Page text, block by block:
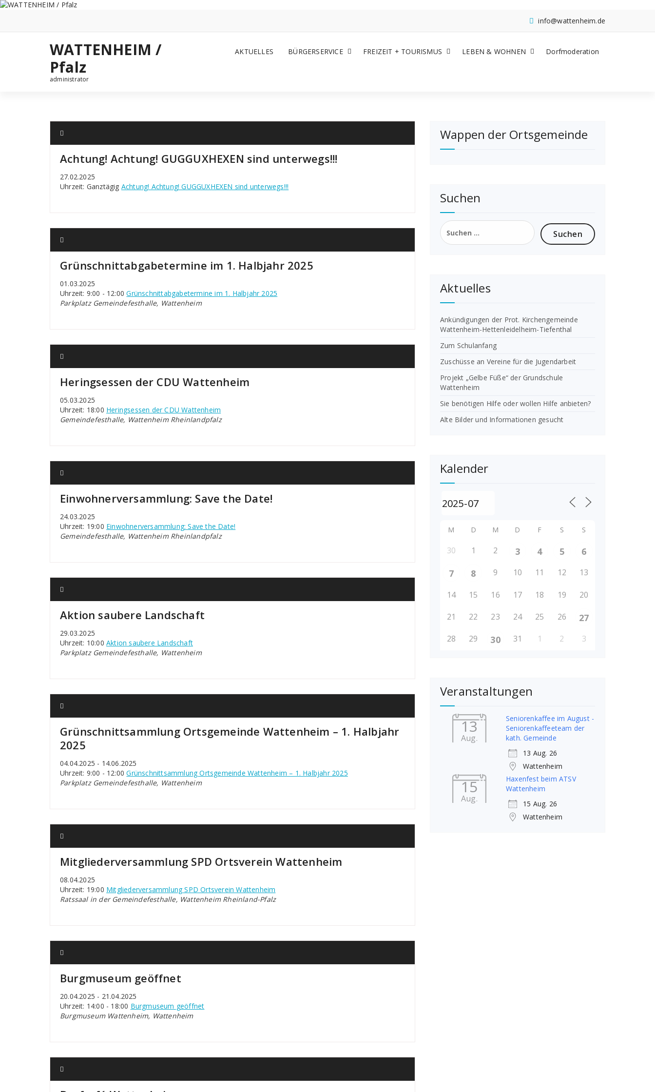
Zum
info@wattenheim.de
WATTENHEIM /
Pfalz
administrator
AKTUELLES BÜRGERSERVICE FREIZEIT + TOURISMUS LEBEN & WOHNEN Dorfmoderation
Achtung! Achtung! GUGGUXHEXEN sind unterwegs!!!
27.02.2025
Uhrzeit: Ganztägig Achtung! Achtung! GUGGUXHEXEN sind unterwegs!!!
Grünschnittabgabetermine im 1. Halbjahr 2025
01.03.2025
Uhrzeit: 9:00 - 12:00Grünschnittabgabetermine im 1. Halbjahr 2025
Parkplatz Gemeindefesthalle, Wattenheim
Heringsessen der CDU Wattenheim
05.03.2025
Uhrzeit: 18:00 Heringsessen der CDU Wattenheim
Gemeindefesthalle, Wattenheim Rheinlandpfalz
Einwohnerversammlung: Save the Date!
24.03.2025
Uhrzeit: 19:00 Einwohnerversammlung: Save the Date!
Gemeindefesthalle, Wattenheim Rheinlandpfalz
Aktion saubere Landschaft
29.03.2025
Uhrzeit: 10:00 Aktion saubere Landschaft
Parkplatz Gemeindefesthalle, Wattenheim
Grünschnittsammlung Ortsgemeinde Wattenheim – 1. Halbjahr
2025
04.04.2025 - 14.06.2025
Uhrzeit: 9:00 - 12:00Grünschnittsammlung Ortsgemeinde Wattenheim – 1. Halbjahr 2025
Parkplatz Gemeindefesthalle, Wattenheim
Mitgliederversammlung SPD Ortsverein Wattenheim
08.04.2025
Uhrzeit: 19:00 Mitgliederversammlung SPD Ortsverein Wattenheim
Ratssaal in der Gemeindefesthalle, Wattenheim Rheinland-Pfalz
Burgmuseum geöffnet
20.04.2025 - 21.04.2025
Uhrzeit: 14:00 - 18:00 Burgmuseum geöffnet
Burgmuseum Wattenheim, Wattenheim
Wappen der Ortsgemeinde
Suchen
Suchen
nach:
Aktuelles
Ankündigungen der Prot. Kirchengemeinde
Wattenheim-Hettenleidelheim-Tiefenthal
Zum Schulanfang
Zuschüsse an Vereine für die Jugendarbeit
Projekt „Gelbe Füße“ der Grundschule
Wattenheim
Sie benötigen Hilfe oder wollen Hilfe anbieten?
Alte Bilder und Informationen gesucht
Kalender
M D M D F S S
30 1 2 3 4 5
6
7
8 9 10 11 12 13
14 15 16 17 18 19 20
21 22 23 24 25 26 27
28 29 30 31 1 2 3
Veranstaltungen
13
Aug.
Seniorenkaffee im August -
Seniorenkaffeeteam der
kath. Gemeinde
13 Aug. 26
Wattenheim
15
Aug.
Haxenfest beim ATSV
Wattenheim
15 Aug. 26
Wattenheim